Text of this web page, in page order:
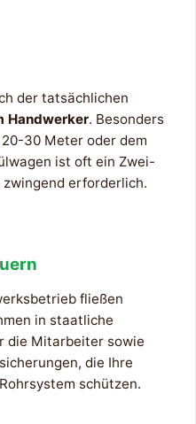
der tatsächlichen
Handwerker. Besonders
30 Meter oder dem
ist oft ein Zwei-
erforderlich.
fließen
in staatliche
die Mitarbeiter sowie
die Ihre
schützen.